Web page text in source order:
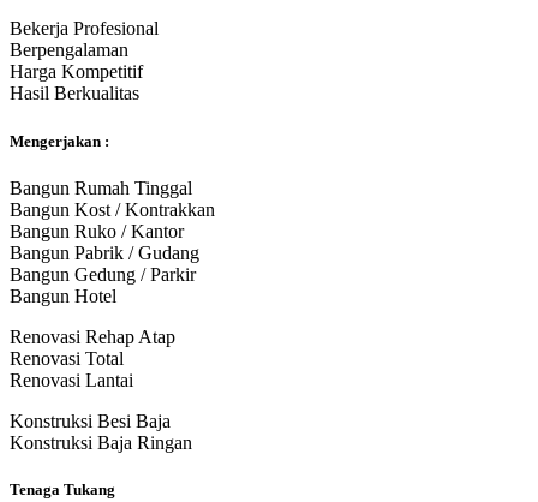
Bekerja Profesional
Berpengalaman
Harga Kompetitif
Hasil Berkualitas
Mengerjakan :
Bangun Rumah Tinggal
Bangun Kost / Kontrakkan
Bangun Ruko / Kantor
Bangun Pabrik / Gudang
Bangun Gedung / Parkir
Bangun Hotel
Renovasi Rehap Atap
Renovasi Total
Renovasi Lantai
Konstruksi Besi Baja
Konstruksi Baja Ringan
Tenaga Tukang